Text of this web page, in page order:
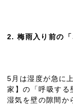
2. 梅雨入り前の
5月は湿度が急に
家】の「呼吸する
湿気を壁の隙間か